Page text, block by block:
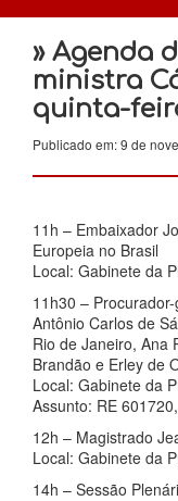
» Agenda
ministra
quinta-
Publicado em: 9 de
11h – Embaixador
Europeia no Brasil
Local: Gabinete da
11h30 –
Antônio Carlos de
Rio de Janeiro, Ana
Brandão e Erley de
Local: Gabinete da
Assunto: RE
12h – Magistrado
Local: Gabinete da
14h – Sessão